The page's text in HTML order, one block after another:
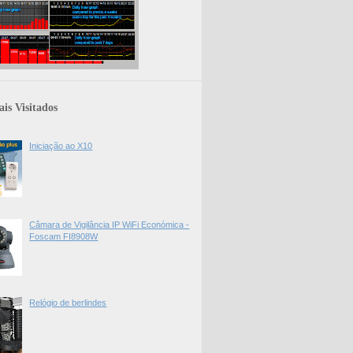
Visitados
Iniciação ao X10
Câmara de Vigilância IP WiFi Económica -
Foscam FI8908W
Relógio de berlindes